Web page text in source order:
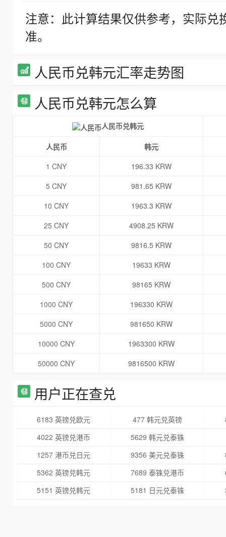
注意：此计算结果仅供参考，实际
准。
人民币兑韩元汇率走势图
人民币兑韩元怎么算
人民币兑韩元
人民币
韩元
1 CNY
196.33 KRW
5 CNY
981.65 KRW
10 CNY
1963.3 KRW
25 CNY
4908.25 KRW
50 CNY
9816.5 KRW
100 CNY
19633 KRW
500 CNY
98165 KRW
1000 CNY
196330 KRW
5000 CNY
981650 KRW
10000 CNY
1963300 KRW
50000 CNY
9816500 KRW
用户正在查兑
6183 英镑兑欧元 477 韩元兑英镑
4022 英镑兑港币
5629 韩元兑泰铢
1257 港币兑日元
9356 美元兑泰铢
5362 英镑兑韩元
7689 泰铢兑港币
5151 英镑兑韩元
5181 日元兑泰铢